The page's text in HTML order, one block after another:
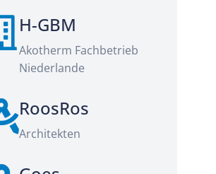
H-GBM
Akotherm Fachbetrieb
Niederlande
RoosRos
Architekten